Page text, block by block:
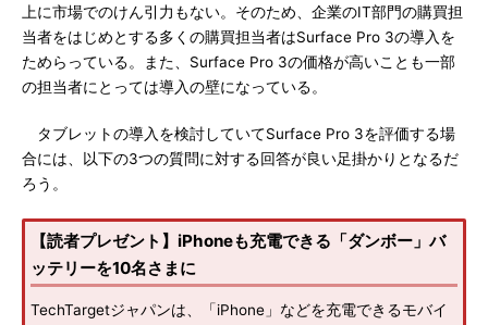
上に市場でのけん引力もない。そのため、企業のIT部門の購買担
当者をはじめとする多くの購買担当者はSurface Pro 3の導入を
ためらっている。また、Surface Pro 3の価格が高いことも一部
の担当者にとっては導入の壁になっている。
タブレットの導入を検討していてSurface Pro 3を評価する場
合には、以下の3つの質問に対する回答が良い足掛かりとなるだ
ろう。
【読者プレゼント】iPhoneも充電できる「ダンボー」バ
ッテリーを10名さまに
TechTargetジャパンは、「iPhone」などを充電できるモバイ